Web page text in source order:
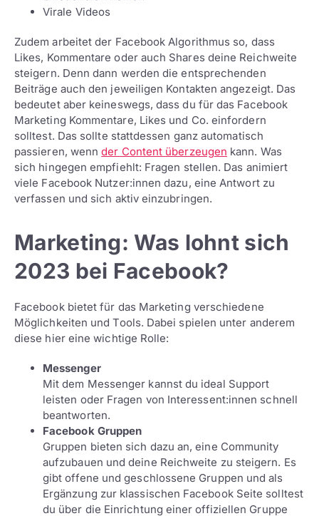
Virale Videos
Zudem arbeitet der Facebook Algorithmus so, dass
Likes, Kommentare oder auch Shares deine Reichweite
steigern. Denn dann werden die entsprechenden
Beiträge auch den jeweiligen Kontakten angezeigt. Das
bedeutet aber keineswegs, dass du für das Facebook
Marketing Kommentare, Likes und Co. einfordern
solltest. Das sollte stattdessen ganz automatisch
passieren, wennder Content überzeugen kann. Was
sich hingegen empfiehlt: Fragen stellen. Das animiert
viele Facebook Nutzer:innen dazu, eine Antwort zu
verfassen und sich aktiv einzubringen.
Marketing: Was lohnt sich
2023 bei Facebook?
Facebook bietet für das Marketing verschiedene
Möglichkeiten und Tools. Dabei spielen unter anderem
diese hier eine wichtige Rolle:
Messenger
Mit dem Messenger kannst du ideal Support
leisten oder Fragen von Interessent:innen schnell
beantworten.
Facebook Gruppen
Gruppen bieten sich dazu an, eine Community
aufzubauen und deine Reichweite zu steigern. Es
gibt offene und geschlossene Gruppen und als
Ergänzung zur klassischen Facebook Seite solltest
du über die Einrichtung einer offiziellen Gruppe